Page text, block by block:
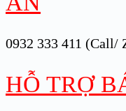
0932 333 411 (Call/
HỖ TRỢ